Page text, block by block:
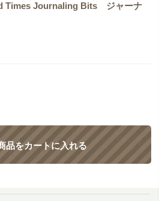
Times Journaling Bits ジャーナ
品をカートに入れる